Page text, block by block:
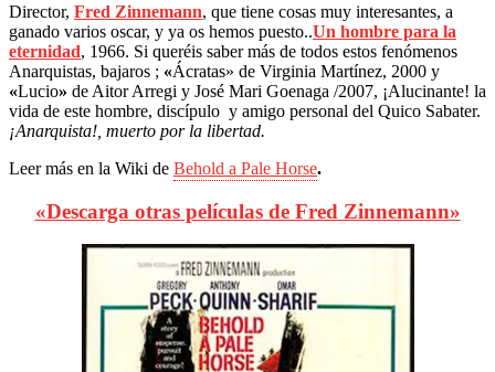
Director, Fred Zinnemann, que tiene cosas muy interesantes, a
ganado varios oscar, y ya os hemos puesto..Un hombre para la
eternidad, 1966. Si queréis saber más de todos estos fenómenos
Anarquistas, bajaros ; «Ácratas» de Virginia Martínez, 2000 y
«Lucio» de Aitor Arregi y José Mari Goenaga /2007, ¡Alucinante! la
vida de este hombre, discípulo y amigo personal del Quico Sabater.
¡Anarquista!, muerto por la libertad.
Leer más en la Wiki de Behold a Pale Horse.
«Descarga otras películas de Fred Zinnemann»